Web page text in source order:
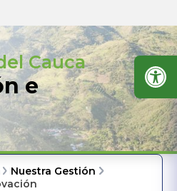
Cauca
e
Nuestra Gestión